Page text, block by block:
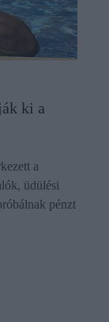
ki a
a
üdülési
pénzt